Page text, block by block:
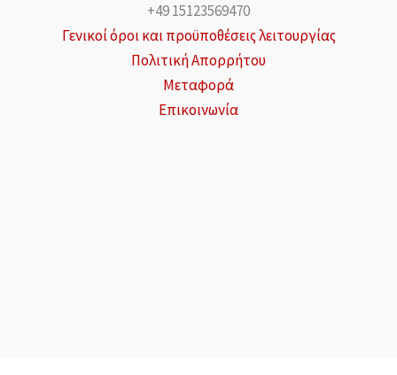
+49 15123569470
Γενικοί όροι και προϋποθέσεις λειτουργίας
Πολιτική Απορρήτου
Μεταφορά
Επικοινωνία